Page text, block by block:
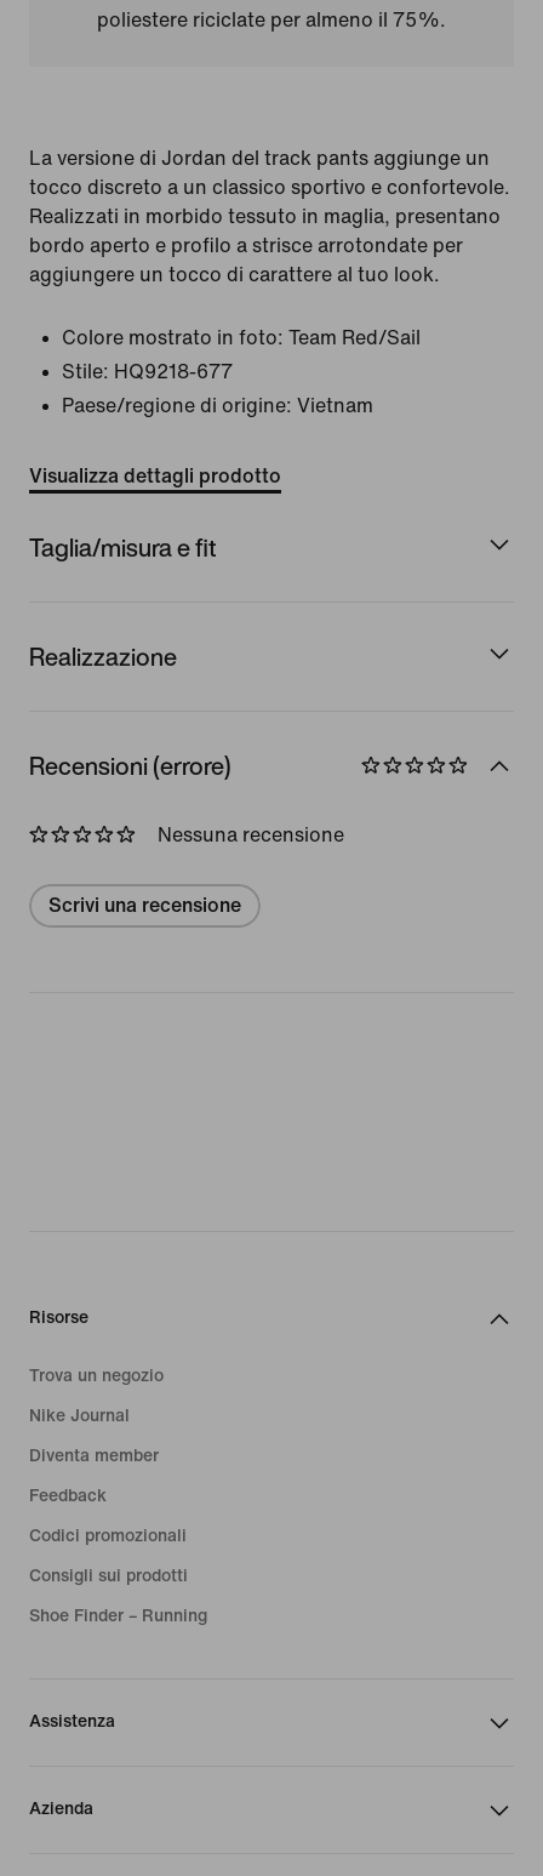
poliestere riciclate per almeno il 75%.
La versione di Jordan del track pants aggiunge un
tocco discreto a un classico sportivo e confortevole.
Realizzati in morbido tessuto in maglia, presentano
bordo aperto e profilo a strisce arrotondate per
aggiungere un tocco di carattere al tuo look.
Colore mostrato in foto: Team Red/Sail
Stile: HQ9218-677
Paese/regione di origine: Vietnam
Visualizza dettagli prodotto
Taglia/misura e fit
Realizzazione
Recensioni (errore)
Nessuna recensione
Scrivi una recensione
Risorse
Trova un negozio
Nike Journal
Diventa member
Feedback
Codici promozionali
Consigli sui prodotti
Shoe Finder – Running
Assistenza
Azienda